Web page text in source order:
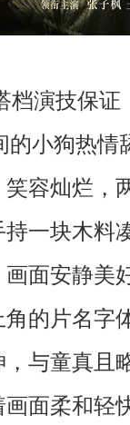
档演技保证
小狗热情
容灿烂，
一块木料
面安静美
的片名字
与童真且
面柔和轻